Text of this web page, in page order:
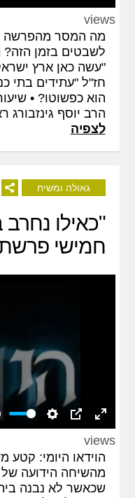
Settings PIPEnter
fullscreen
views
מה המסר מהפרשה
לשבטים בזמן הזה?
"עשה כאן ארץ
חז"ל "עתידים בתי
הוא כפשוטו? •
הרב יוסף
לצפיה
גאולה ומשיח
"כאילו
חמישי
Settings PIPEnter
fullscreen
views
הוידאו היומי:
מהשיחה הידועה של
שכאשר לא נבנה